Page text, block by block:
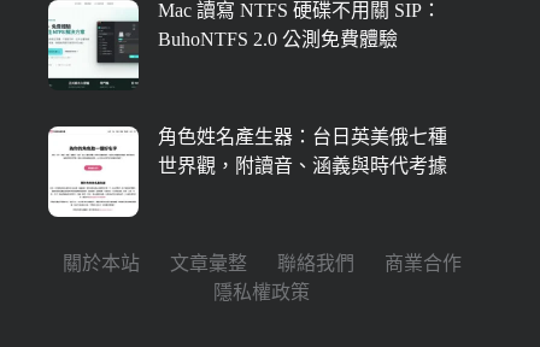
Mac 讀寫 NTFS 硬碟不用關 SIP：
BuhoNTFS 2.0 公測免費體驗
角色姓名產生器：台日英美俄七種
世界觀，附讀音、涵義與時代考據
關於本站 文章彙整 聯絡我們
商業合作
隱私權政策